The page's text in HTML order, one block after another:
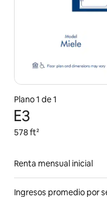
Plano 1 de 1
E3
578 ft²
Renta mensual inicial
Ingresos promedio por